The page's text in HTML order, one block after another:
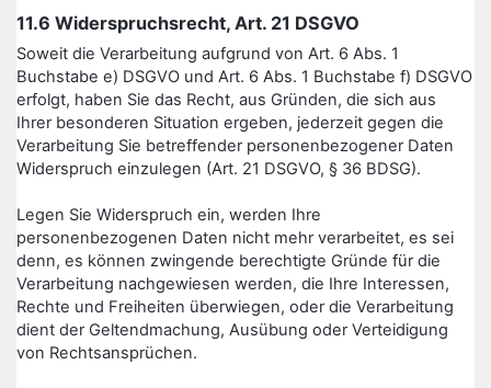
11.6 Widerspruchsrecht, Art. 21 DSGVO
Soweit die Verarbeitung aufgrund von Art. 6 Abs. 1
Buchstabe e) DSGVO und Art. 6 Abs. 1 Buchstabe f) DSGVO
erfolgt, haben Sie das Recht, aus Gründen, die sich aus
Ihrer besonderen Situation ergeben, jederzeit gegen die
Verarbeitung Sie betreffender personenbezogener Daten
Widerspruch einzulegen (Art. 21 DSGVO, § 36 BDSG).
Legen Sie Widerspruch ein, werden Ihre
personenbezogenen Daten nicht mehr verarbeitet, es sei
denn, es können zwingende berechtigte Gründe für die
Verarbeitung nachgewiesen werden, die Ihre Interessen,
Rechte und Freiheiten überwiegen, oder die Verarbeitung
dient der Geltendmachung, Ausübung oder Verteidigung
von Rechtsansprüchen.